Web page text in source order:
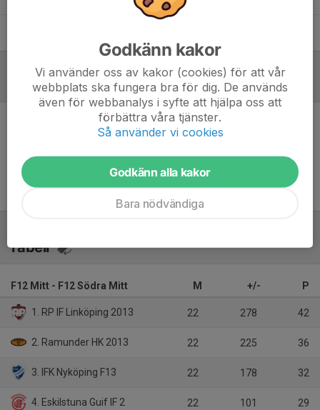
Referat
Inget referat skrivet
Tabell
F12 Mitt - F12 Södra Mitt M +/- P
1. RP IF Linköping 2013 22 278 42
2. Ramunder HK 2013 22 225 36
3. IFK Nyköping F13 22 178 32
4. Eskilstuna Guif IF 2 22 101 29
Godkänn kakor
Vi använder oss av kakor (cookies) för att vår
webbplats ska fungera bra för dig. De används
även för webbanalys i syfte att hjälpa oss att
förbättra våra tjänster.
Så använder vi cookies
Godkänn alla kakor
Bara nödvändiga